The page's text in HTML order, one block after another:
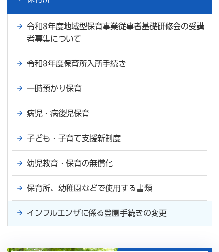
令和8年度地域型保育事業従事者基礎研修会の受講
者募集について
令和8年度保育所入所手続き
一時預かり保育
病児・病後児保育
子ども・子育て支援新制度
幼児教育・保育の無償化
保育所、幼稚園などで使用する書類
インフルエンザに係る登園手続きの変更